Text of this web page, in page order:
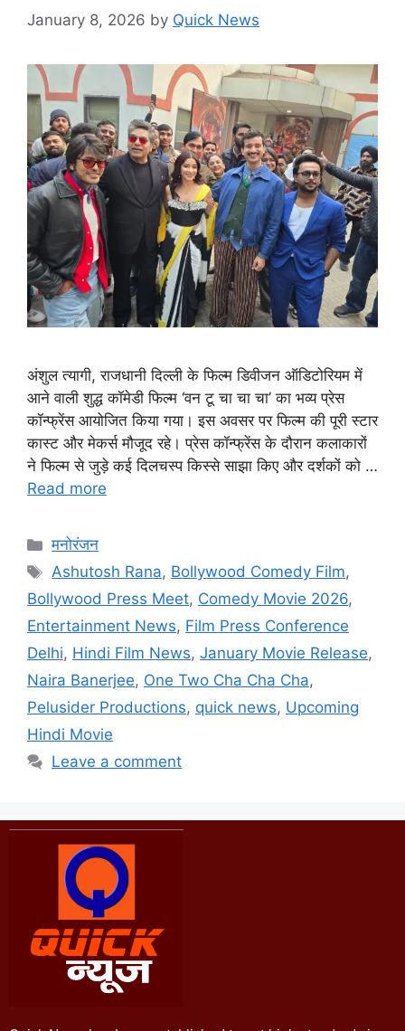
January 8, 2026 by Quick News
अंशुल त्यागी, राजधानी दिल्ली के फिल्म डिवीजन ऑडिटोरियम में
आने वाली शुद्ध कॉमेडी फिल्म ‘वन टू चा चा चा’ का भव्य प्रेस
कॉन्फ्रेंस आयोजित किया गया। इस अवसर पर फिल्म की पूरी स्टार
कास्ट और मेकर्स मौजूद रहे। प्रेस कॉन्फ्रेंस के दौरान कलाकारों
ने फिल्म से जुड़े कई दिलचस्प किस्से साझा किए और दर्शकों को …
Read more
मनोरंजन
Ashutosh Rana, Bollywood Comedy Film,
Bollywood Press Meet, Comedy Movie 2026,
Entertainment News, Film Press Conference
Delhi, Hindi Film News, January Movie Release,
Naira Banerjee, One Two Cha Cha Cha,
Pelusider Productions, quick news, Upcoming
Hindi Movie
Leave a comment